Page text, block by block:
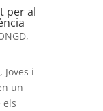
per al
,
Joves i
un